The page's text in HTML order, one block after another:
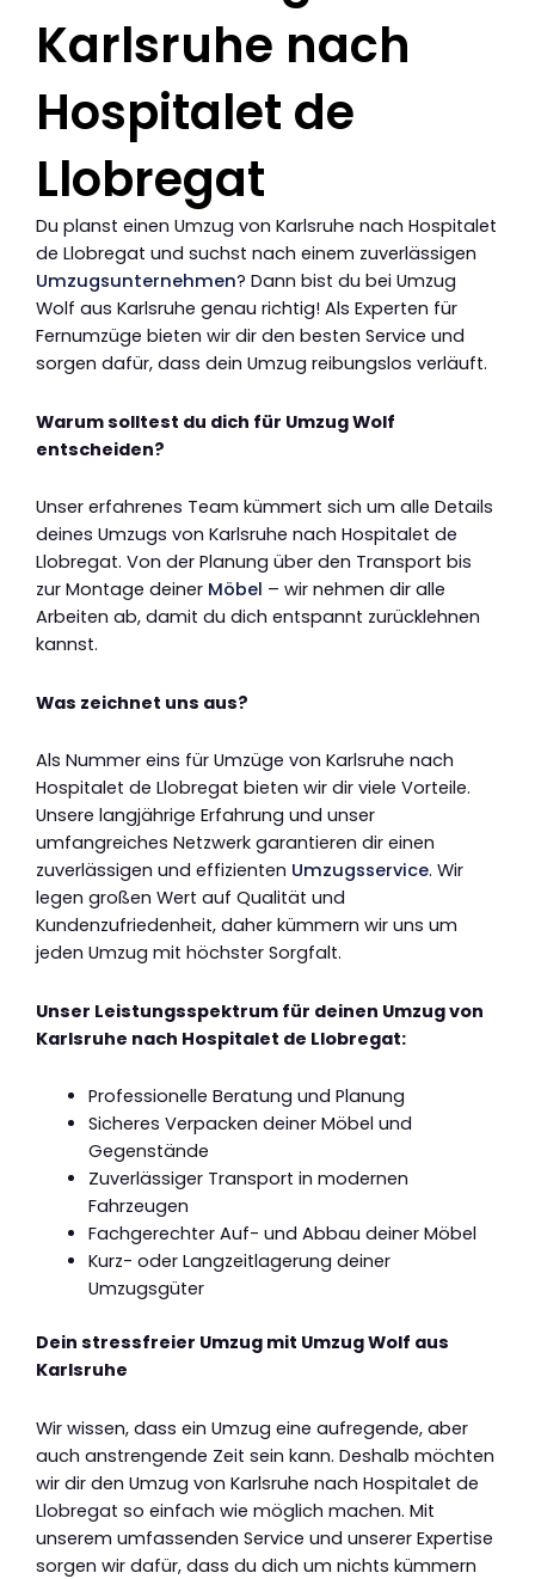
Karlsruhe nach
Hospitalet de
Llobregat
Du planst einen Umzug von Karlsruhe nach Hospitalet
de Llobregat und suchst nach einem zuverlässigen
Umzugsunternehmen? Dann bist du bei Umzug
Wolf aus Karlsruhe genau richtig! Als Experten für
Fernumzüge bieten wir dir den besten Service und
sorgen dafür, dass dein Umzug reibungslos verläuft.
Warum solltest du dich für Umzug Wolf
entscheiden?
Unser erfahrenes Team kümmert sich um alle Details
deines Umzugs von Karlsruhe nach Hospitalet de
Llobregat. Von der Planung über den Transport bis
zur Montage deiner Möbel – wir nehmen dir alle
Arbeiten ab, damit du dich entspannt zurücklehnen
kannst.
Was zeichnet uns aus?
Als Nummer eins für Umzüge von Karlsruhe nach
Hospitalet de Llobregat bieten wir dir viele Vorteile.
Unsere langjährige Erfahrung und unser
umfangreiches Netzwerk garantieren dir einen
zuverlässigen und effizienten Umzugsservice. Wir
legen großen Wert auf Qualität und
Kundenzufriedenheit, daher kümmern wir uns um
jeden Umzug mit höchster Sorgfalt.
Unser Leistungsspektrum für deinen Umzug von
Karlsruhe nach Hospitalet de Llobregat:
Professionelle Beratung und Planung
Sicheres Verpacken deiner Möbel und
Gegenstände
Zuverlässiger Transport in modernen
Fahrzeugen
Fachgerechter Auf- und Abbau deiner Möbel
Kurz- oder Langzeitlagerung deiner
Umzugsgüter
Dein stressfreier Umzug mit Umzug Wolf aus
Karlsruhe
Wir wissen, dass ein Umzug eine aufregende, aber
auch anstrengende Zeit sein kann. Deshalb möchten
wir dir den Umzug von Karlsruhe nach Hospitalet de
Llobregat so einfach wie möglich machen. Mit
unserem umfassenden Service und unserer Expertise
sorgen wir dafür, dass du dich um nichts kümmern